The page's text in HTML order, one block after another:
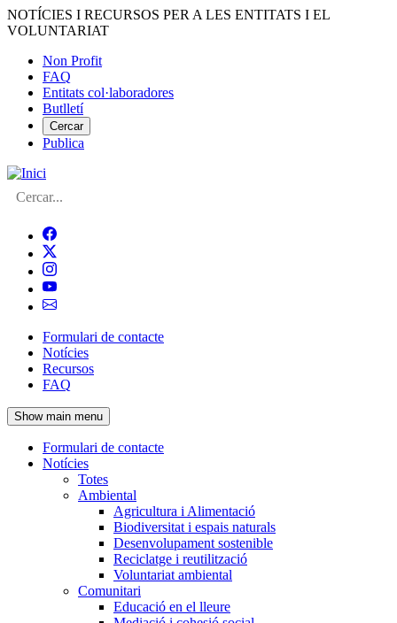
Vés
al
NOTÍCIES I RECURSOS PER A LES ENTITATS I EL
VOLUNTARIAT
Menú
del
compte
d'usuari
Non Profit
FAQ
Entitats col·laboradores
Butlletí
Cercar
Publica
Cerca
Navegació
principal
de
l'encapçalament
Formulari de contacte
Notícies
Recursos
FAQ
Show main menu
Navegació
principal
Formulari de contacte
Notícies
Totes
Ambiental
Agricultura i Alimentació
Biodiversitat i espais naturals
Desenvolupament sostenible
Reciclatge i reutilització
Voluntariat ambiental
Comunitari
Educació en el lleure